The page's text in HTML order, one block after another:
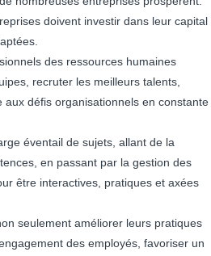
doivent investir dans leur capital
des ressources humaines
recruter les meilleurs talents,
défis organisationnels en constante
éventail de sujets, allant de la
en passant par la gestion des
être interactives, pratiques et axées
seulement améliorer leurs pratiques
des employés, favoriser un